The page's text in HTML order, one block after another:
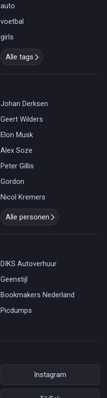
auto
voetbal
girls
Alle tags
Johan Derksen
Geert Wilders
Elon Musk
Alex Soze
Peter Gillis
Gordon
Nicol Kremers
Alle personen
DIKS Autoverhuur
Geenstijl
Bookmakers Nederland
Picdumps
Instagram